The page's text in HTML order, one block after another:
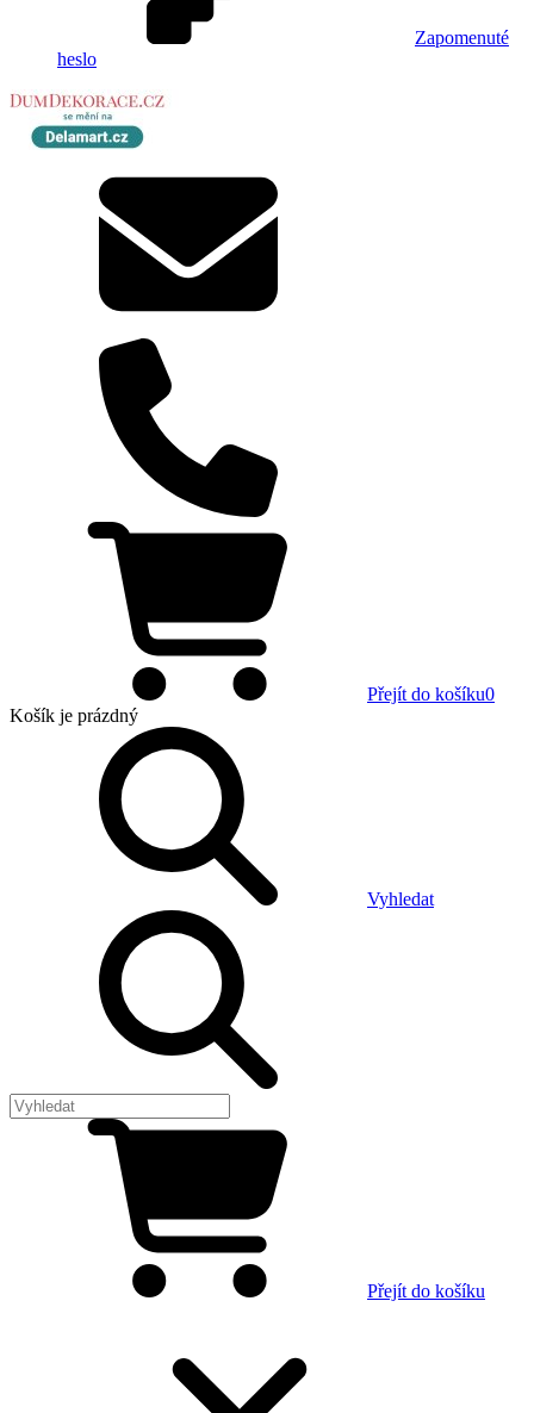
Zapomenuté
heslo
Přejít do košíku0
Košík je prázdný
Vyhledat
Přejít do košíku